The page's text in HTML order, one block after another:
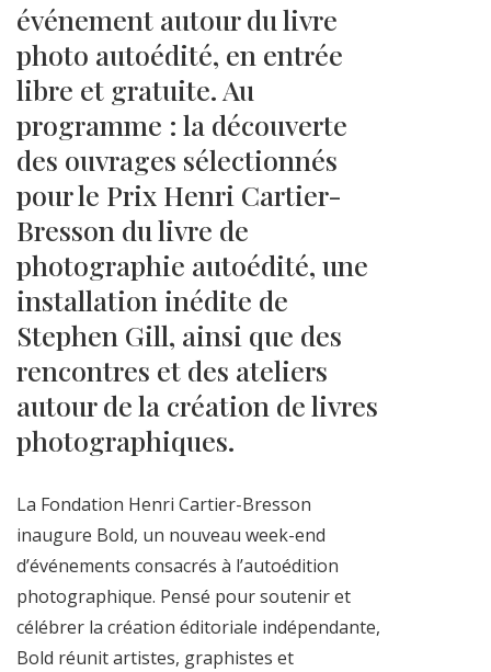
événement autour du livre
photo autoédité, en entrée
libre et gratuite. Au
programme : la découverte
des ouvrages sélectionnés
pour le Prix Henri Cartier-
Bresson du livre de
photographie autoédité, une
installation inédite de
Stephen Gill, ainsi que des
rencontres et des ateliers
autour de la création de livres
photographiques.
La Fondation Henri Cartier-Bresson
inaugure Bold, un nouveau week-end
d’événements consacrés à l’autoédition
photographique. Pensé pour soutenir et
célébrer la création éditoriale indépendante,
Bold réunit artistes, graphistes et